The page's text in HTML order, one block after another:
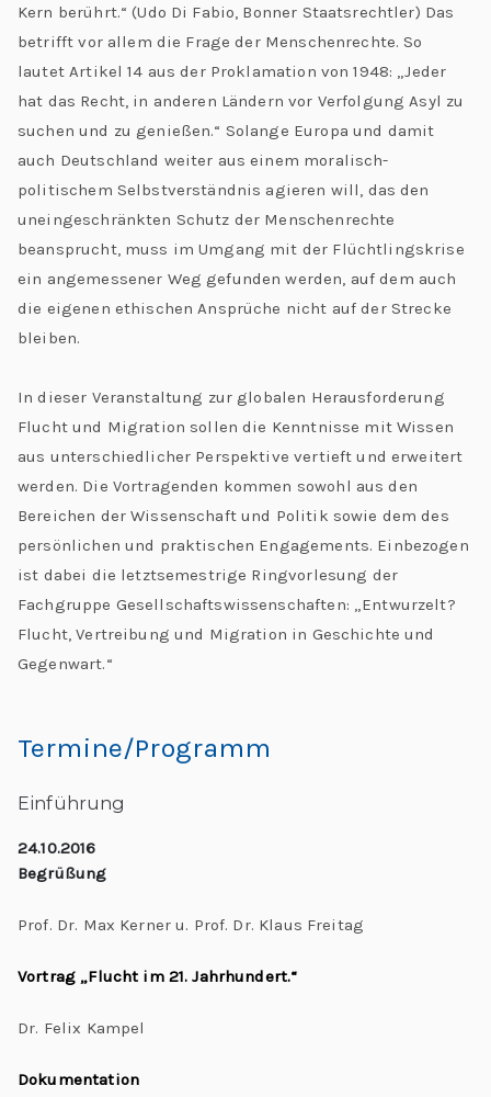
Kern berührt.“ (Udo Di Fabio, Bonner Staatsrechtler) Das
betrifft vor allem die Frage der Menschenrechte. So
lautet Artikel 14 aus der Proklamation von 1948: „Jeder
hat das Recht, in anderen Ländern vor Verfolgung Asyl zu
suchen und zu genießen.“ Solange Europa und damit
auch Deutschland weiter aus einem moralisch-
politischem Selbstverständnis agieren will, das den
uneingeschränkten Schutz der Menschenrechte
beansprucht, muss im Umgang mit der Flüchtlingskrise
ein angemessener Weg gefunden werden, auf dem auch
die eigenen ethischen Ansprüche nicht auf der Strecke
bleiben.
In dieser Veranstaltung zur globalen Herausforderung
Flucht und Migration sollen die Kenntnisse mit Wissen
aus unterschiedlicher Perspektive vertieft und erweitert
werden. Die Vortragenden kommen sowohl aus den
Bereichen der Wissenschaft und Politik sowie dem des
persönlichen und praktischen Engagements. Einbezogen
ist dabei die letztsemestrige Ringvorlesung der
Fachgruppe Gesellschaftswissenschaften: „Entwurzelt?
Flucht, Vertreibung und Migration in Geschichte und
Gegenwart.“
Termine/Programm
Einführung
24.10.2016
Begrüßung
Prof. Dr. Max Kerner u. Prof. Dr. Klaus Freitag
Vortrag „Flucht im 21. Jahrhundert.“
Dr. Felix Kampel
Dokumentation